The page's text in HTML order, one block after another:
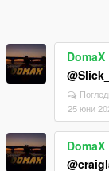
DomaX
25 юни
DomaX